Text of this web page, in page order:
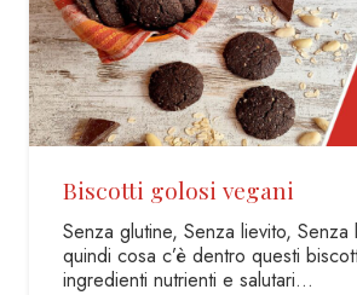
Biscotti golosi vegani
Senza glutine, Senza lievito, Senza
quindi cosa c’è dentro questi
ingredienti nutrienti e salutari…